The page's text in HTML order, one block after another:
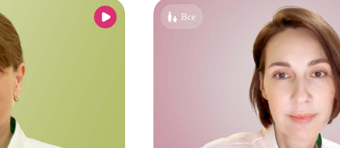
Аллерголог-иммунолог
Анестезиолог
Все